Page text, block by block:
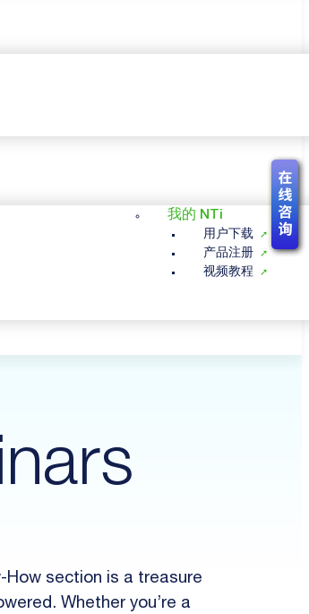
我的 NTi
用户下载
产品注册
视频教程
How section is a treasure
Whether you’re a